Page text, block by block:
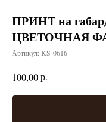
ПРИНТ на
ЦВЕТОЧНАЯ
Артикул: KS-0616
100,00р.